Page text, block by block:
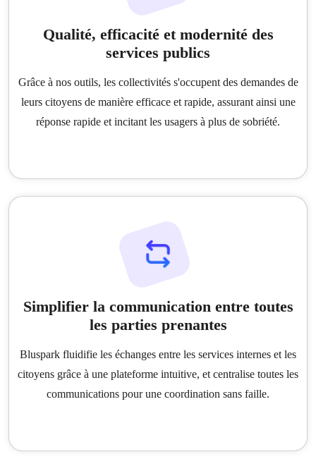
Qualité, efficacité et modernité des
services publics
Grâce à nos outils, les collectivités s'occupent des demandes de
leurs citoyens de manière efficace et rapide, assurant ainsi une
réponse rapide et incitant les usagers à plus de sobriété.
Simplifier la communication entre toutes
les parties prenantes
Bluspark fluidifie les échanges entre les services internes et les
citoyens grâce à une plateforme intuitive, et centralise toutes les
communications pour une coordination sans faille.